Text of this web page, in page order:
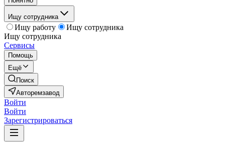
Ищу сотрудника
Ищу работу
Ищу сотрудника
Ищу сотрудника
Сервисы
Помощь
Ещё
Поиск
Авторемзавод
Войти
Войти
Зарегистрироваться